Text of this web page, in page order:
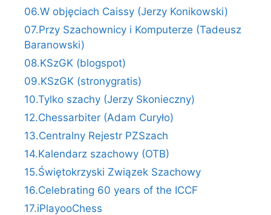
06.W objęciach Caissy (Jerzy Konikowski)
07.Przy Szachownicy i Komputerze (Tadeusz
Baranowski)
08.KSzGK (blogspot)
09.KSzGK (stronygratis)
10.Tylko szachy (Jerzy Skonieczny)
12.Chessarbiter (Adam Curyło)
13.Centralny Rejestr PZSzach
14.Kalendarz szachowy (OTB)
15.Świętokrzyski Związek Szachowy
16.Celebrating 60 years of the ICCF
17.iPlayooChess